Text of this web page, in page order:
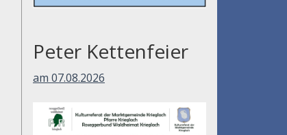
Peter Kettenfeier
am 07.08.2026